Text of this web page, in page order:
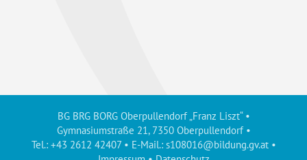
BG BRG BORG Oberpullendorf „Franz Liszt“ •
Gymnasiumstraße 21, 7350 Oberpullendorf •
Tel.: +43 2612 42407 • E-Mail.: s108016@bildung.gv.at•